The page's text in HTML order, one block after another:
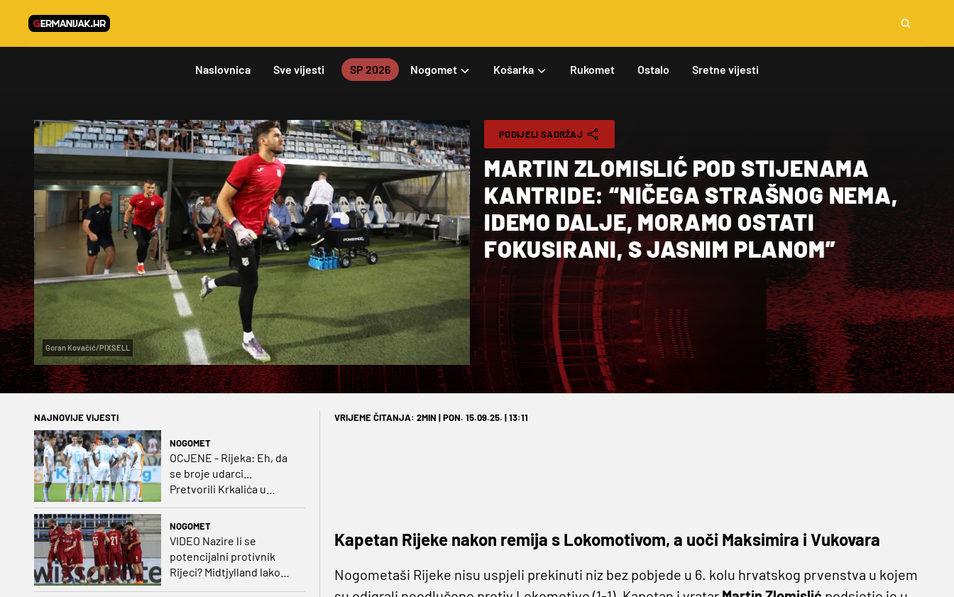
Naslovnica Sve vijesti SP 2026 Nogomet Košarka Rukomet Ostalo Sretne vijesti
Goran Kovačić/PIXSELL
PODIJELI SADRŽAJ
MARTIN ZLOMISLIĆ POD STIJENAMA
KANTRIDE: “NIČEGA STRAŠNOG NEMA,
IDEMO DALJE, MORAMO OSTATI
FOKUSIRANI, S JASNIM PLANOM”
NAJNOVIJE VIJESTI
NOGOMET
OCJENE - Rijeka: Eh, da
se broje udarci...
Pretvorili Krkalića u
NOGOMET
VIDEO Nazire li se
potencijalni protivnik
Rijeci? Midtjylland lako
VRIJEME ČITANJA: 2MIN | PON. 15.09.25. | 13:11
Kapetan Rijeke nakon remija s Lokomotivom, a uoči Maksimira i Vukovara
Nogometaši Rijeke nisu uspjeli prekinuti niz bez pobjede u 6. kolu hrvatskog prvenstva u kojem